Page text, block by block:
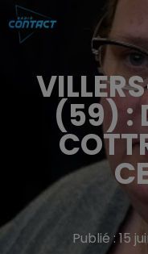
(59) :
Publié : 15